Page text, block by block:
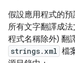
假設應用程式的
所有文字翻譯成
程式名稱除外) 翻
strings.xml 檔